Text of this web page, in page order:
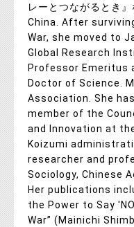
レーとつながるとき
China. After
War, she moved to
Global Research
Professor Emeritus
Doctor of Science.
Association. She
member of the
and Innovation at
Koizumi
researcher and
Sociology, Chinese
Her publications
the Power to Say
War” (Mainichi